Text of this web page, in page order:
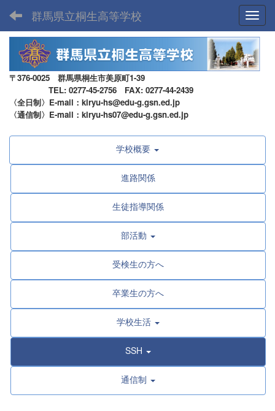
群馬県立桐生高等学校
〒376-0025 群馬県桐生市美原町1-39
TEL: 0277-45-2756 FAX: 0277-44-2439
〈全日制〉E-mail：kiryu-hs@edu-g.gsn.ed.jp
〈通信制〉E-mail：kiryu-hs07@edu-g.gsn.ed.jp
学校概要
進路関係
生徒指導関係
部活動
受検生の方へ
卒業生の方へ
学校生活
SSH
通信制